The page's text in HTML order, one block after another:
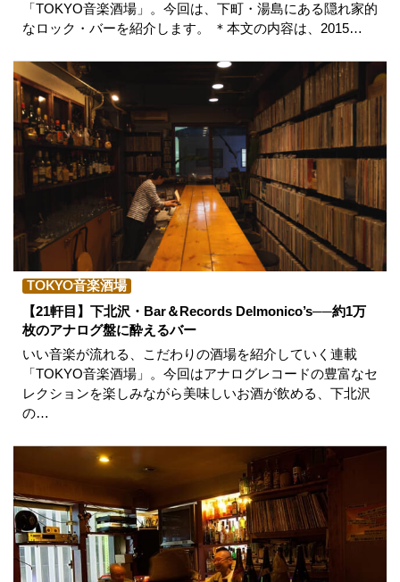
「TOKYO音楽酒場」。今回は、下町・湯島にある隠れ家的
なロック・バーを紹介します。 ＊本文の内容は、2015…
TOKYO音楽酒場
【21軒目】下北沢・Bar＆Records Delmonico’s──約1万
枚のアナログ盤に酔えるバー
いい音楽が流れる、こだわりの酒場を紹介していく連載
「TOKYO音楽酒場」。今回はアナログレコードの豊富なセ
レクションを楽しみながら美味しいお酒が飲める、下北沢
の…